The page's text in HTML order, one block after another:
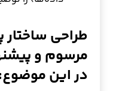
طراحی ساختار
مرسوم و
در این